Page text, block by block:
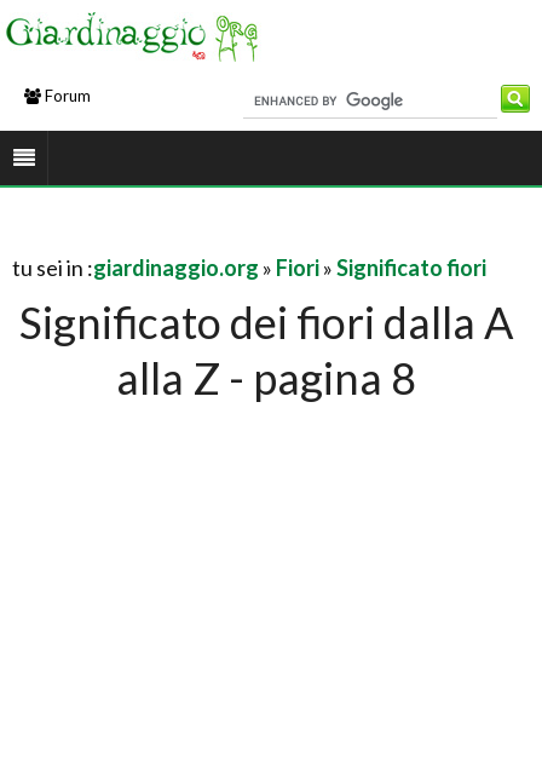
Forum
tu sei in :giardinaggio.org » Fiori»Significato fiori
Significato dei fiori dalla A
alla Z - pagina 8